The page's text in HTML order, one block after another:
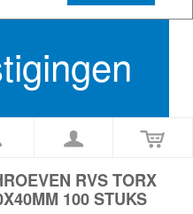
RVS TORX
100 STUKS